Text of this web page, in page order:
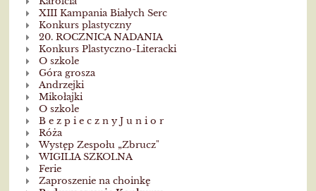
XIII Kampania Białych Serc
Konkurs plastyczny
20. ROCZNICA NADANIA
Konkurs Plastyczno-Literacki
O szkole
Góra grosza
Andrzejki
Mikołajki
O szkole
B e z p i e c z n y J u n i o r
Róża
Występ Zespołu „Zbrucz"
WIGILIA SZKOLNA
Ferie
Zaproszenie na choinkę